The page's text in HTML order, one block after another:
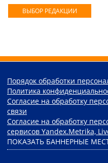
ВЫБОР РЕДАКЦИИ
Порядок обработки
Политика
Согласие на обработку
связи
Согласие на обработку
сервисов Yandex.Metrika,
ПОКАЗАТЬ БАННЕРНЫЕ